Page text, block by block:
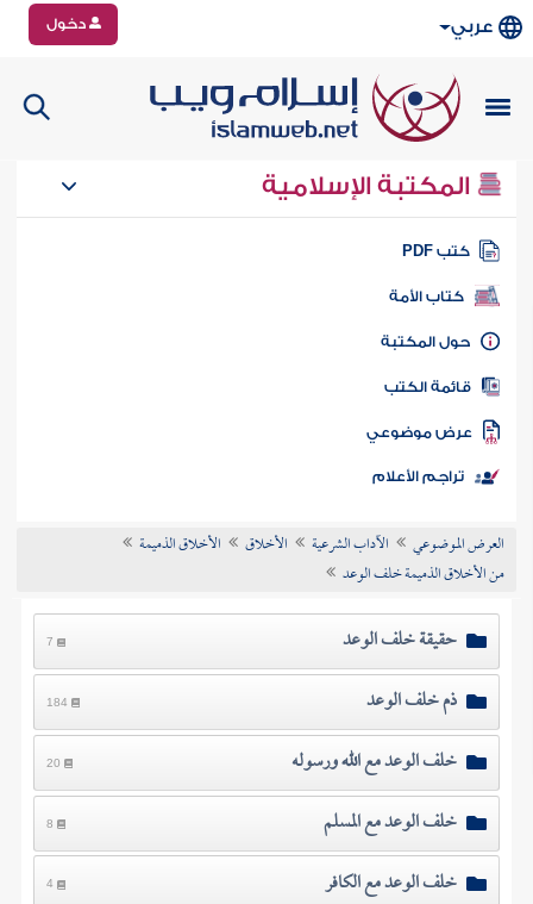
عربي دخول
المكتبة الإسلامية
كتب PDF
كتاب الأمة
المكتبة
الكتب
موضوعي
تراجم الأعلام
العرض الموضوعي الآداب الشرعية الأخلاق
الأخلاق الذميمة
من الأخلاق الذميمة خلف الوعد
حقيقة خلف الوعد 7
ذم خلف الوعد 184
خلف الوعد مع الله ورسوله 20
خلف الوعد مع المسلم 8
خلف الوعد مع الكافر 4